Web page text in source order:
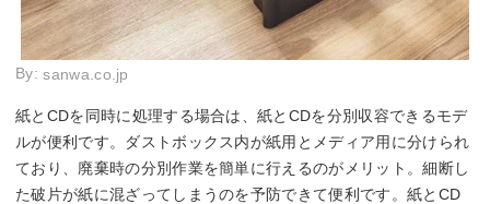
By: sanwa.co.jp
紙とCDを同時に処理する場合は、紙とCDを分別収容できるモデ
ルが便利です。ダストボックス内が紙用とメディア用に分けられ
ており、廃棄時の分別作業を簡単に行えるのがメリット。細断し
た破片が紙に混ざってしまうのを予防できて便利です。紙とCD